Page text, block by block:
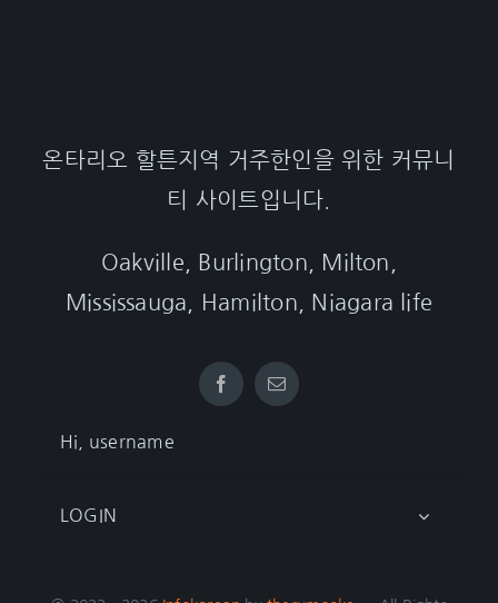
온타리오 할튼지역 거주한인을 위한 커뮤니
티 사이트입니다.
Oakville, Burlington, Milton,
Mississauga, Hamilton, Niagara life
Hi, username
LOGIN